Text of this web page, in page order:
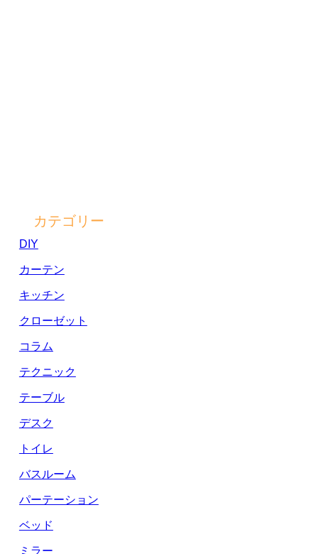
カテゴリー
DIY
カーテン
キッチン
クローゼット
コラム
テクニック
テーブル
デスク
トイレ
バスルーム
パーテーション
ベッド
ミラー